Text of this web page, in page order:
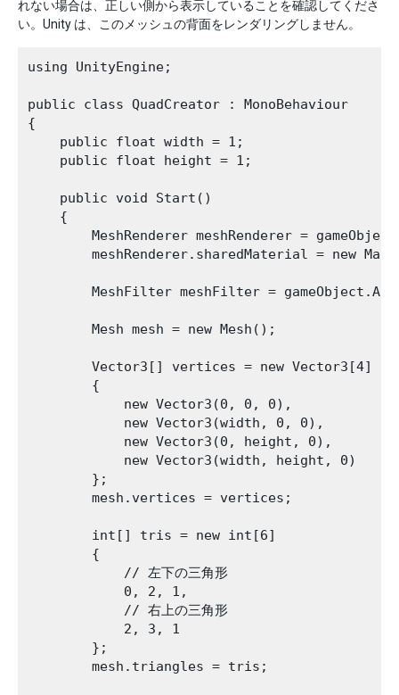
れない場合は、正しい側から表示していることを確認してくださ
い。Unity は、このメッシュの背面をレンダリングしません。
using UnityEngine;
public class QuadCreator : MonoBehaviour
{
    public float width = 1;
    public float height = 1;
    public void Start()
    {
MeshRenderer meshRenderer =
meshRenderer.sharedMaterial = new
MeshFilter meshFilter =
        Mesh mesh = new Mesh();
        Vector3[] vertices = new Vector3[4]
        {
            new Vector3(0, 0, 0),
            new Vector3(width, 0, 0),
            new Vector3(0, height, 0),
            new Vector3(width, height, 0)
        };
        mesh.vertices = vertices;
        int[] tris = new int[6]
        {
            // 左下の三角形
            0, 2, 1,
            // 右上の三角形
            2, 3, 1
        };
        mesh.triangles = tris;